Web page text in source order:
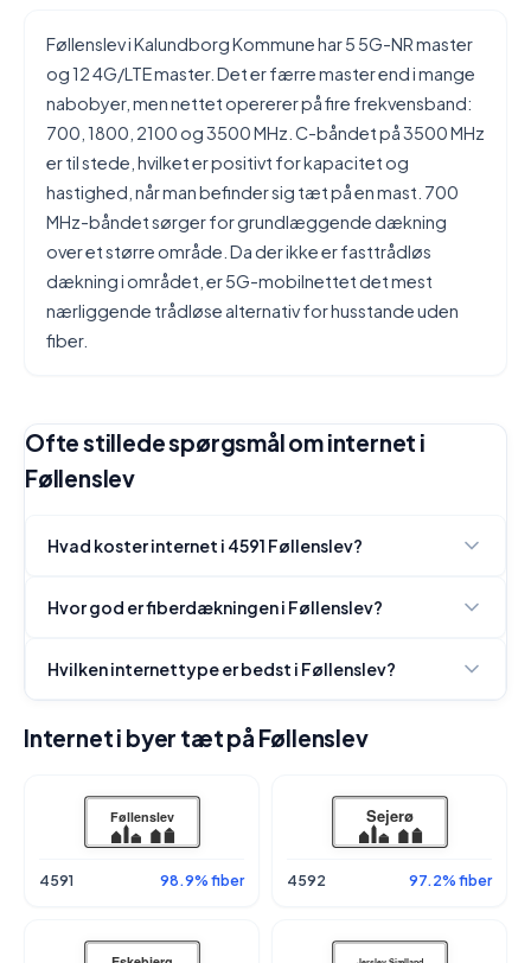
Føllenslev i Kalundborg Kommune har 5 5G-NR master
og 12 4G/LTE master. Det er færre master end i mange
nabobyer, men nettet opererer på fire frekvensband:
700, 1800, 2100 og 3500 MHz. C-båndet på 3500 MHz
er til stede, hvilket er positivt for kapacitet og
hastighed, når man befinder sig tæt på en mast. 700
MHz-båndet sørger for grundlæggende dækning
over et større område. Da der ikke er fasttrådløs
dækning i området, er 5G-mobilnettet det mest
nærliggende trådløse alternativ for husstande uden
fiber.
Ofte stillede spørgsmål om internet i
Føllenslev
Hvad koster internet i 4591 Føllenslev?
Hvor god er fiberdækningen i Føllenslev?
Hvilken internettype er bedst i Føllenslev?
Internet i byer tæt på Føllenslev
4591 98.9% fiber 4592 97.2% fiber